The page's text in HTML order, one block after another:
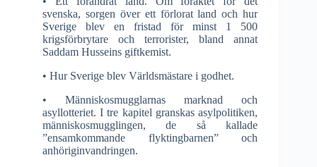
svenska, sorgen över ett förlorat land och hur
Sverige blev en fristad för minst 1 500
krigsförbrytare och terrorister, bland annat
Saddam Husseins giftkemist.
• Hur Sverige blev Världsmästare i godhet.
• Människosmugglarnas marknad och
asyllotteriet. I tre kapitel granskas asylpolitiken,
människosmugglingen, de så kallade
”ensamkommande flyktingbarnen” och
anhöriginvandringen.